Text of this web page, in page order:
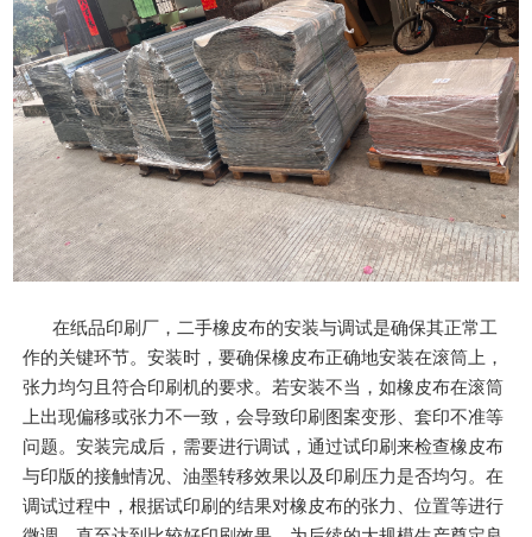
在纸品印刷厂，二手橡皮布的安装与调试是确保其正常工
作的关键环节。安装时，要确保橡皮布正确地安装在滚筒上，
张力均匀且符合印刷机的要求。若安装不当，如橡皮布在滚筒
上出现偏移或张力不一致，会导致印刷图案变形、套印不准等
问题。安装完成后，需要进行调试，通过试印刷来检查橡皮布
与印版的接触情况、油墨转移效果以及印刷压力是否均匀。在
调试过程中，根据试印刷的结果对橡皮布的张力、位置等进行